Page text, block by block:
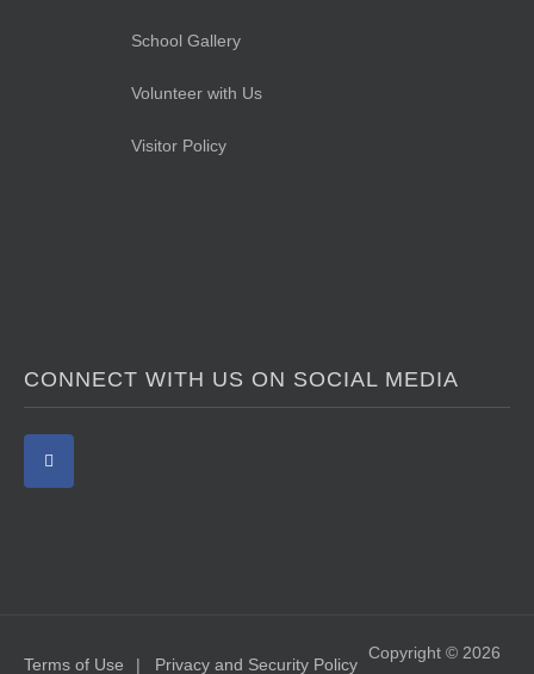
School Gallery
Volunteer with Us
Visitor Policy
CONNECT WITH US ON SOCIAL MEDIA
Terms of Use Privacy and Security Policy
Copyright © 2026